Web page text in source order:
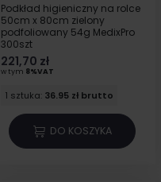
Podkład higieniczny na rolce
50cm x 80cm zielony
podfoliowany 54g MedixPro
300szt
221,70 zł
w tym 8%VAT
1 sztuka: 36.95 zł brutto
DO KOSZYKA